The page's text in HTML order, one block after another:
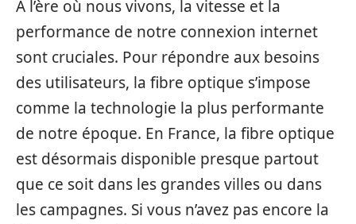
À l’ère où nous vivons, la vitesse et la
performance de notre connexion internet
sont cruciales. Pour répondre aux besoins
des utilisateurs, la fibre optique s’impose
comme la technologie la plus performante
de notre époque. En France, la fibre optique
est désormais disponible presque partout
que ce soit dans les grandes villes ou dans
les campagnes. Si vous n’avez pas encore la